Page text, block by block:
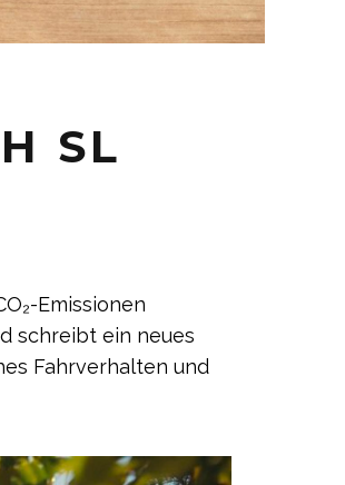
SL
Emissionen
schreibt ein neues
Fahrverhalten und